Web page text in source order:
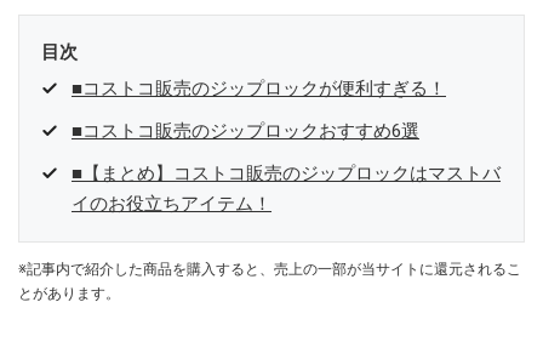
目次
■コストコ販売のジップロックが便利すぎる！
■コストコ販売のジップロックおすすめ6選
■【まとめ】コストコ販売のジップロックはマストバ
イのお役立ちアイテム！
※記事内で紹介した商品を購入すると、売上の一部が当サイトに還元されるこ
とがあります。